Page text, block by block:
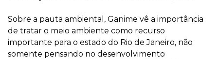
Sobre a pauta ambiental, Ganime vê a importância
de tratar o meio ambiente como recurso
importante para o estado do Rio de Janeiro, não
somente pensando no desenvolvimento